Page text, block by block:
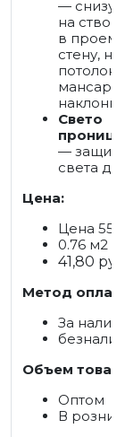
— снизу-
на
в проем,
стену, на
потолок,
Свето
—
света до
Цена:
Цена 55
0.76 м2
41,80
Метод
За
Объем
Оптом
В